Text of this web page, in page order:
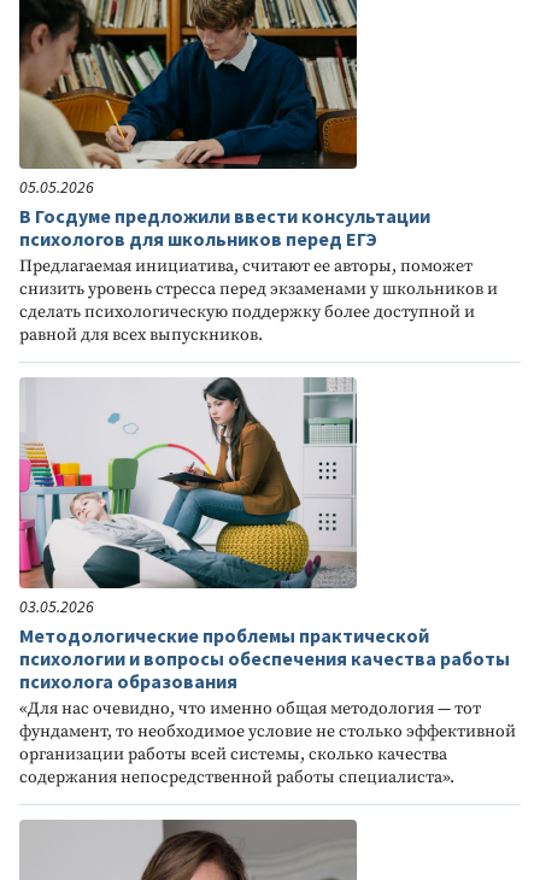
05.05.2026
В Госдуме предложили ввести консультации
психологов для школьников перед ЕГЭ
Предлагаемая инициатива, считают ее авторы, поможет
снизить уровень стресса перед экзаменами у школьников и
сделать психологическую поддержку более доступной и
равной для всех выпускников.
03.05.2026
Методологические проблемы практической
психологии и вопросы обеспечения качества работы
психолога образования
«Для нас очевидно, что именно общая методология — тот
фундамент, то необходимое условие не столько эффективной
организации работы всей системы, сколько качества
содержания непосредственной работы специалиста».